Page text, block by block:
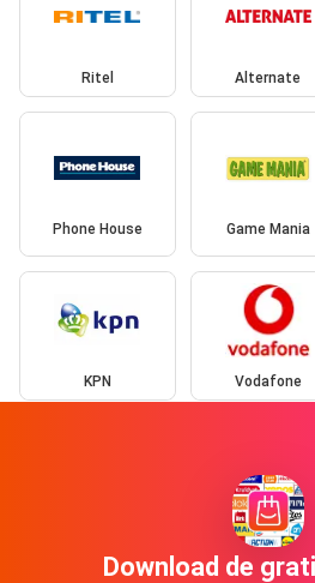
Ritel Alternate
Phone House Game Mania
KPN Vodafone
Download de